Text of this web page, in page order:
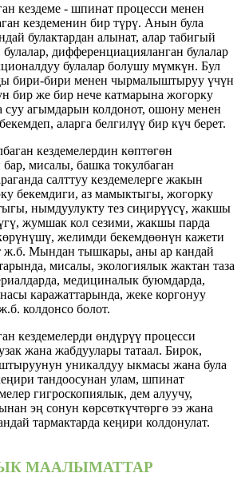
кездеме - шпинат процесси менен
кездеменин бир түрү. Анын була
булактардан алынат, алар табигый
дифференциацияланган булалар
булалар болушу мүмкүн. Бул
бири-бири менен чырмалыштыруу үчүн
бир же бир нече катмарына жогорку
суу агымдарын колдонот, ошону менен
аларга белгилүү бир күч берет.
кездемелердин көптөгөн
мисалы, башка токулбаган
салттуу кездемелерге жакын
бекемдиги, аз мамыктыгы, жогорку
нымдуулукту тез сиңирүүсү, жакшы
жумшак кол сезими, жакшы парда
желимди бекемдөөнүн кажети
ж.б. Мындан тышкары, аны ар кандай
мисалы, экологиялык жактан таза
медициналык буюмдарда,
каражаттарында, жеке коргонуу
колдонсо болот.
кездемелерди өндүрүү процесси
жана жабдуулары татаал. Бирок,
уникалдуу ыкмасы жана була
тандоосунан улам, шпинат
гигроскопиялык, дем алуучу,
эң сонун көрсөткүчтөргө ээ жана
тармактарда кеңири колдонулат.
МААЛЫМАТТАР